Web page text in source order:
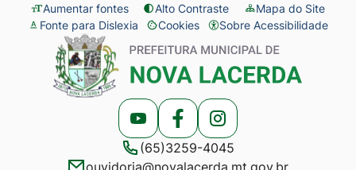
Seção
de
atalhos
acessibilidade
Ir
para
conteúdo
Aumentar fontes Alto Contraste
Mapa do Site
Fonte para Dislexia
Cookies
Abrir
preferências
de
cookies
Sobre Acessibilidade
Seção
menu
Acessar
a
Acessar
a
Acessar
a
(65)3259-4045